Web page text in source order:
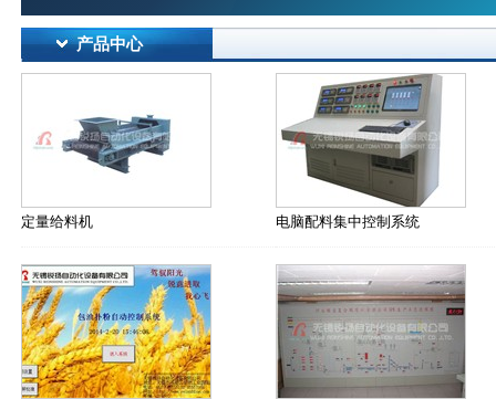
产品中心
定量给料机 电脑配料集中控制系统